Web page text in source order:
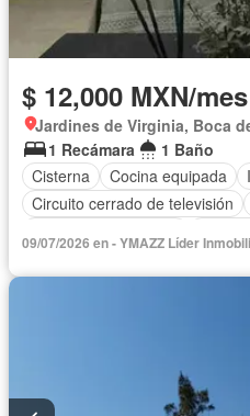
$ 12,000 MXN/mes
Jardines de Virginia, Boca
1 Recámara
1 Baño
Cisterna
Cocina equipada
Circuito cerrado de televisión
09/07/2026 en - YMAZZ Líder